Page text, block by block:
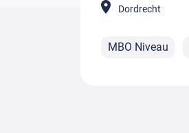
Dordrecht
MBO Niveau